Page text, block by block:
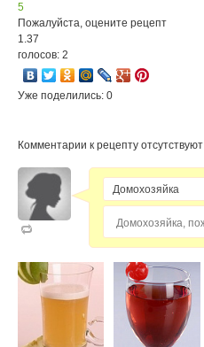
5
Пожалуйста, оцените рецепт
1.37
голосов: 2
Уже поделились: 0
Комментарии к рецепту отсутствуют